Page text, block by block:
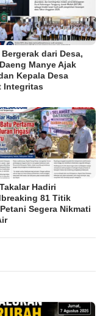
dari Desa,
Manye Ajak
Kepala Desa
Integritas
Hadiri
81 Titik
Segera Nikmati